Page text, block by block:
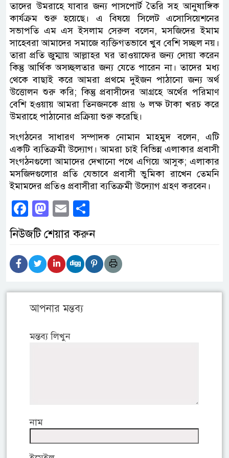
তাদের উমরাহে যাবার জন্য পাসপোর্ট তৈরি সহ আনুষাঙ্গিক
কার্যক্রম শুরু হয়েছে। এ বিষয়ে সিলেট এসোসিয়েশনের
সভাপতি এম এস ইসলাম সেরুল বলেন, মসজিদের ইমাম
সাহেবরা আমাদের সমাজে ব্যক্তিগতভাবে খুব বেশি সচ্ছল নয়।
তারা প্রতি জুম্মায় আল্লাহর ঘর তাওয়াফের জন্য দোয়া করেন
কিন্তু আর্থিক অসচ্ছলতার জন্য যেতে পারেন না। তাদের মধ্য
থেকে বাছাই করে আমরা প্রথমে দুইজন পাঠানো জন্য অর্থ
উত্তোলন শুরু করি; কিন্তু প্রবাসীদের আগ্রহে অর্থের পরিমাণ
বেশি হওয়ায় আমরা তিনজনকে প্রায় ৬ লক্ষ টাকা খরচ করে
উমরাহে পাঠানোর প্রক্রিয়া শুরু করেছি।
সংগঠনের সাধারণ সম্পাদক নোমান মাহমুদ বলেন, এটি
একটি ব্যতিক্রমী উদ্যোগ। আমরা চাই বিভিন্ন এলাকার প্রবাসী
সংগঠনগুলো আমাদের দেখানো পথে এগিয়ে আসুক; এলাকার
মসজিদগুলোর প্রতি যেভাবে প্রবাসী ভুমিকা রাখেন তেমনি
ইমামদের প্রতিও প্রবাসীরা ব্যতিক্রমী উদ্যোগ গ্রহণ করবেন।
Facebook
Mastodon
Email
নিউজটি শেয়ার করুন
আপনার মন্তব্য
মন্তব্য লিখুন
নাম